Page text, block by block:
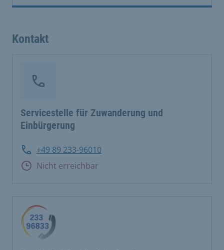
Kontakt
Servicestelle für Zuwanderung und
Einbürgerung
+49 89 233-96010
Nicht erreichbar